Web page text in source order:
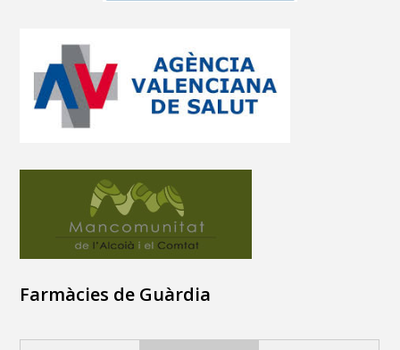
Farmàcies de Guàrdia